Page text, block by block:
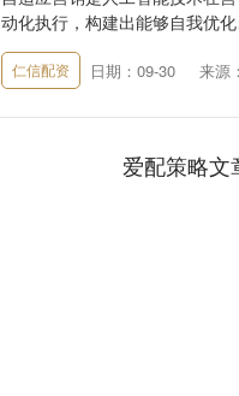
动化执行，构建出能够自我优
仁信配资 日期：09-30 来源
爱配策略文